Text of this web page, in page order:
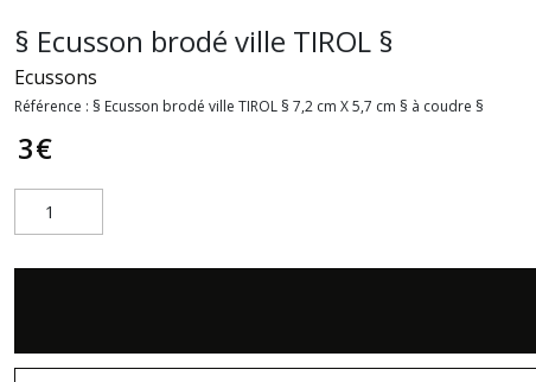
§ Ecusson brodé ville TIROL §
Ecussons
Référence : § Ecusson brodé ville TIROL § 7,2 cm X 5,7 cm § à coudre §
3€